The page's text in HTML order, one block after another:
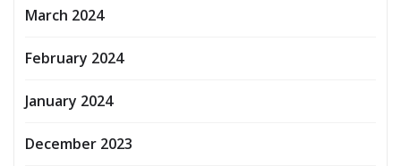
March 2024
February 2024
January 2024
December 2023